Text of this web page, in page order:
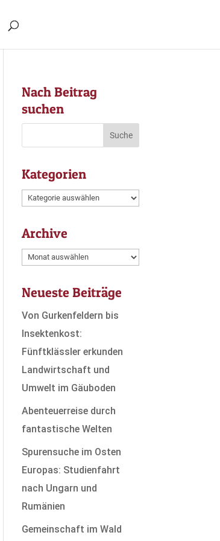
Nach Beitrag
suchen
Kategorien
Kategorien
Archive
Archive
Neueste Beiträge
Von Gurkenfeldern bis
Insektenkost:
Fünftklässler erkunden
Landwirtschaft und
Umwelt im Gäuboden
Abenteuerreise durch
fantastische Welten
Spurensuche im Osten
Europas: Studienfahrt
nach Ungarn und
Rumänien
Gemeinschaft im Wald